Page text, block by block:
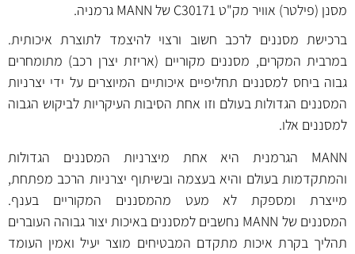
מסנן (פילטר) אוויר מק"ט C30171 של MANN גרמניה.
ברכישת מסננים לרכב חשוב ורצוי להיצמד לתוצרת איכותית.
במרבית המקרים, מסננים מקוריים (אריזת יצרן רכב) מתומחרים
גבוה ביחס למסננים תחליפיים איכותיים המיוצרים על ידי יצרניות
המסננים הגדולות בעולם וזו אחת הסיבות העיקריות לביקוש הגבוה
למסננים אלו.
MANN הגרמנית היא אחת מיצרניות המסננים הגדולות
והמתקדמות בעולם והיא בעצמה ובשיתוף יצרניות הרכב מפתחת,
מייצרת ומספקת לא מעט מהמסננים המקוריים בענף.
המסננים של MANN נחשבים למסננים באיכות יצור גבוהה העוברים
תהליך בקרת איכות מתקדם המבטיחים מוצר יעיל ואמין העומד